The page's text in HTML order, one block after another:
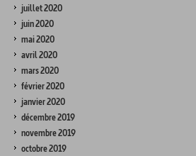
juillet 2020
juin 2020
mai 2020
avril 2020
mars 2020
février 2020
janvier 2020
décembre 2019
novembre 2019
octobre 2019